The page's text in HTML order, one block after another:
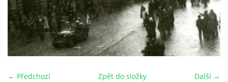
Kontakt:
info@domdej.cz
← Předchozí Další →
Zpět do složky